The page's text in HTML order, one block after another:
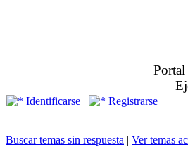
Portal
Identificarse Registrarse
Buscar temas sin respuesta | Ver temas